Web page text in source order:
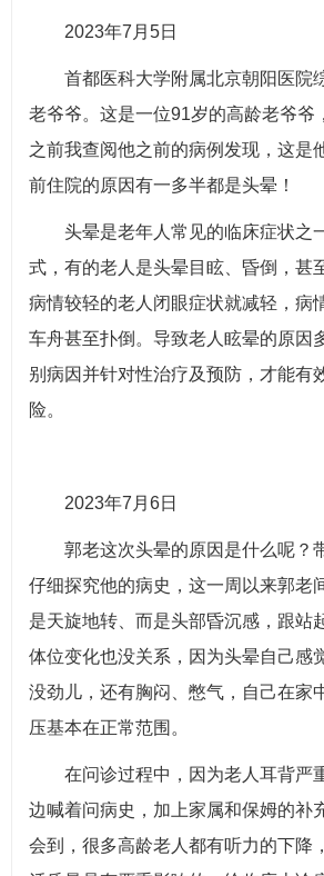
2023年7月5日
首都医科大学附属北京朝阳医院
老爷爷。这是一位91岁的高龄老爷爷
之前我查阅他之前的病例发现，这是
前住院的原因有一多半都是头晕！
头晕是老年人常见的临床症状之
式，有的老人是头晕目眩、昏倒，甚
病情较轻的老人闭眼症状就减轻，病
车舟甚至扑倒。导致老人眩晕的原因
别病因并针对性治疗及预防，才能有
险。
2023年7月6日
郭老这次头晕的原因是什么呢？
仔细探究他的病史，这一周以来郭老
是天旋地转、而是头部昏沉感，跟站
体位变化也没关系，因为头晕自己感
没劲儿，还有胸闷、憋气，自己在家
压基本在正常范围。
在问诊过程中，因为老人耳背严
边喊着问病史，加上家属和保姆的补
会到，很多高龄老人都有听力的下降